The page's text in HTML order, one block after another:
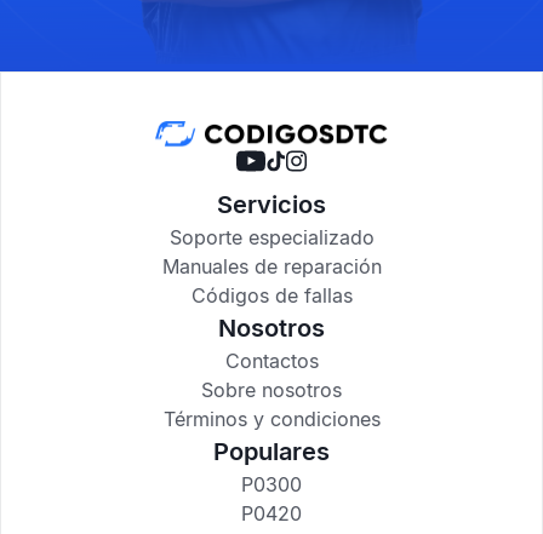
Servicios
Soporte especializado
Manuales de reparación
Códigos de fallas
Nosotros
Contactos
Sobre nosotros
Términos y condiciones
Populares
P0300
P0420